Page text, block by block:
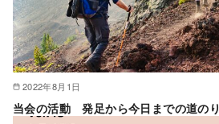
2022年8月1日
当会の活動 発足から今日までの道のり